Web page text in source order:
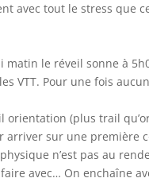
avec tout le stress que
matin le réveil sonne à
VTT. Pour une fois
(plus trail
arriver sur une première
n’est pas au
avec… On enchaîne